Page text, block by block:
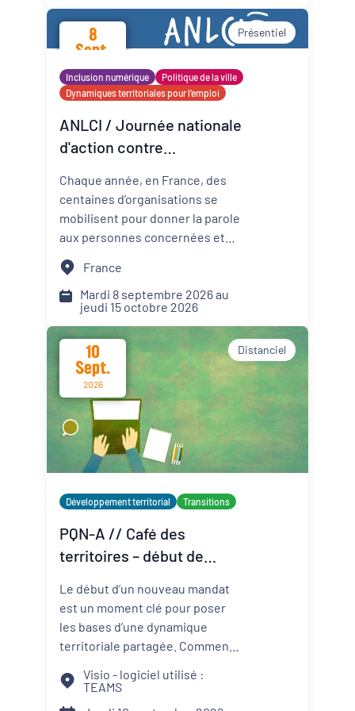
promotion de la santé mentale
dans les Cités éducatives de
8
Sept.
Présentiel
Inclusion numérique
Politique de la ville
Dynamiques territoriales pour l’emploi
ANLCI / Journée nationale
d'action contre
Chaque année, en France, des
centaines d’organisations se
mobilisent pour donner la parole
aux personnes concernées et
sur les solutions locales.
France
Mardi 8 septembre 2026 au
jeudi 15 octobre 2026
10
Sept.
2026
Distanciel
Développement territorial Transitions
PQN-A // Café des
territoires – début de
technicien au service du
projet de territoire
Le début d’un nouveau mandat
est un moment clé pour poser
les bases d’une dynamique
territoriale partagée. Comment
confiance entre élus et
techniciens ? Comment articuler
Visio - logiciel utilisé :
TEAMS